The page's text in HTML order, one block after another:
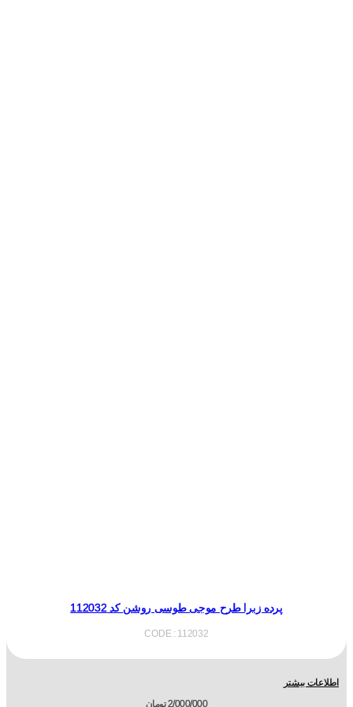
پرده زبرا طرح موجی طوسی روشن کد 112032
CODE : 112032
اطلاعات بیشتر
2/000/000تومان